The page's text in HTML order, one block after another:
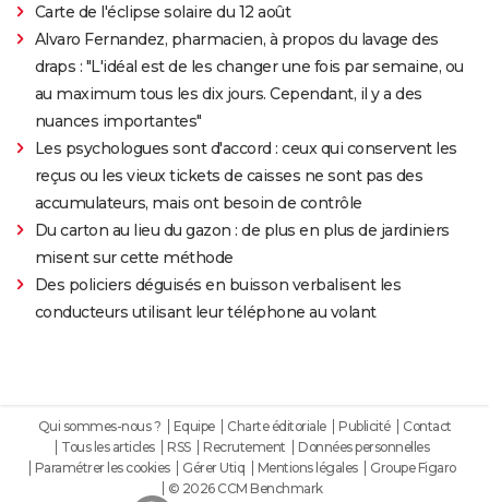
Carte de l'éclipse solaire du 12 août
Alvaro Fernandez, pharmacien, à propos du lavage des
draps : "L'idéal est de les changer une fois par semaine, ou
au maximum tous les dix jours. Cependant, il y a des
nuances importantes"
Les psychologues sont d'accord : ceux qui conservent les
reçus ou les vieux tickets de caisses ne sont pas des
accumulateurs, mais ont besoin de contrôle
Du carton au lieu du gazon : de plus en plus de jardiniers
misent sur cette méthode
Des policiers déguisés en buisson verbalisent les
conducteurs utilisant leur téléphone au volant
Qui sommes-nous ? Equipe Charte éditoriale Publicité
Contact
Tous les articles
RSS Recrutement
Données personnelles
Paramétrer les cookies
Gérer Utiq Mentions légales
Groupe Figaro
© 2026 CCM Benchmark